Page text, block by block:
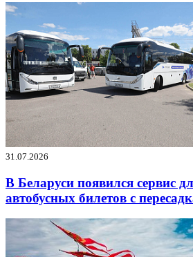
31.07.2026
В Беларуси появился сервис
автобусных билетов с